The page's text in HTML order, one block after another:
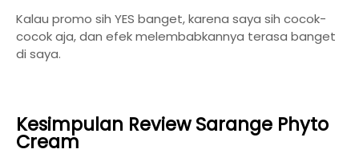
Kalau promo sih YES banget, karena saya sih cocok-
cocok aja, dan efek melembabkannya terasa banget
di saya.
Kesimpulan Review Sarange Phyto
Cream